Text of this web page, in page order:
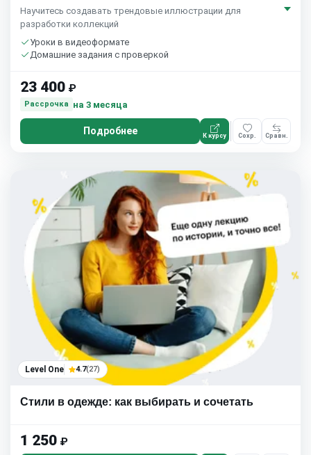
Научитесь создавать трендовые иллюстрации для
разработки коллекций
Уроки в видеоформате
Домашние задания с проверкой
23 400 ₽
Рассрочка на 3 месяца
Подробнее К курсу Сохр. Сравн.
Level One 4.7(27)
Стили в одежде: как выбирать и сочетать
1 250 ₽